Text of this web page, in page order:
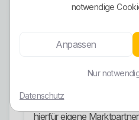
eigenen und teilweise
Netzbetrieb:Betrieb
Messstellenbetrieb:
hierfür eigene
notwendige
Anpassen
Nur
Datenschutz